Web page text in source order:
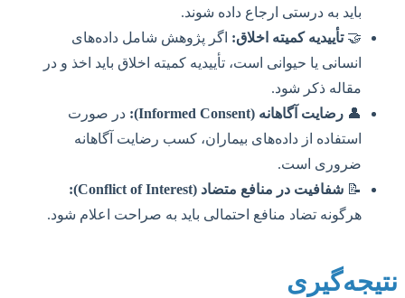
باید به درستی ارجاع داده شوند.
🤝تأییدیه کمیته اخلاق: اگر پژوهش شامل داده‌های
انسانی یا حیوانی است، تأییدیه کمیته اخلاق باید اخذ و در
مقاله ذکر شود.
👤 رضایت آگاهانه (Informed Consent):
در صورت
استفاده از داده‌های بیماران، کسب رضایت آگاهانه
ضروری است.
📝 شفافیت در منافع متضاد (Conflict of Interest):
هرگونه تضاد منافع احتمالی باید به صراحت اعلام شود.
نتیجه‌گیری